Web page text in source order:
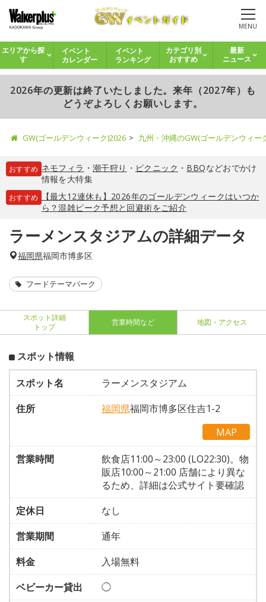
MENU
エリアから探
す
イベント
カレンダー
イベント
ランキング
カテゴリ別
おすすめ
最新
ニュース
2026年の更新は終了いたしました。来年（2027年）も
どうぞよろしくお願いします。
GW(ゴールデンウィーク)2026 九州・沖縄のGW(ゴールデンウィ
おすすめ ネモフィラ ・ 潮干狩り ・ ピクニック ・ BBQなどおでかけ
情報を大特集
おすすめ
【最大12連休も】2026年のゴールデンウィークはいつか
ら？混雑ピーク予想と回避術をご紹介
ラーメンスタジアムの詳細データ
福岡県福岡市博多区
フードテーマパーク
スポット詳細
トップ
営業時間など 地図・アクセス
スポット情報
スポット名
ラーメンスタジアム
住所
福岡県福岡市博多区住吉1-2
MAP
営業時間
飲食店11:00～23:00 (LO22:30)。物
販店10:00～21:00 店舗により異な
るため、詳細は公式サイト要確認
定休日
なし
営業期間
通年
料金
入場無料
ベビーカー貸出
◯